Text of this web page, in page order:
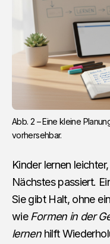
Abb. 2 – Eine kleine
vorhersehbar.
Kinder lernen
Nächstes passiert.
Sie gibt Halt, ohne
wie Formen in der
lernenhilft